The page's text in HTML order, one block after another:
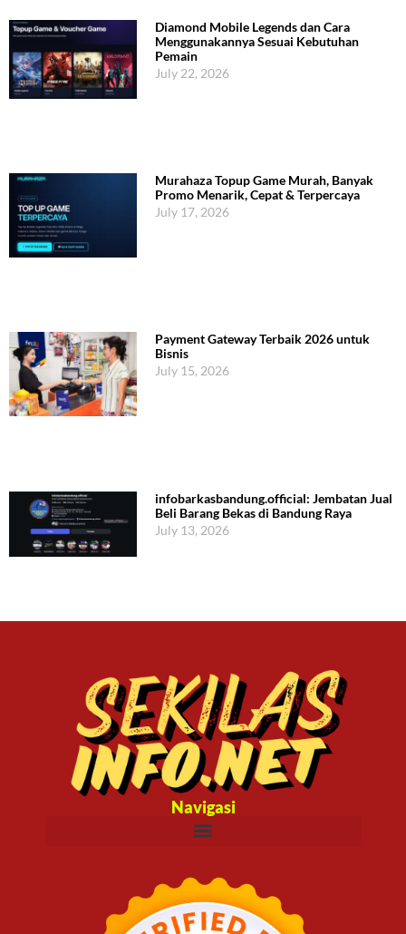
Diamond Mobile Legends dan Cara
Menggunakannya Sesuai Kebutuhan
Pemain
July 22, 2026
Murahaza Topup Game Murah, Banyak
Promo Menarik, Cepat & Terpercaya
July 17, 2026
Payment Gateway Terbaik 2026 untuk
Bisnis
July 15, 2026
infobarkasbandung.official: Jembatan Jual
Beli Barang Bekas di Bandung Raya
July 13, 2026
Navigasi